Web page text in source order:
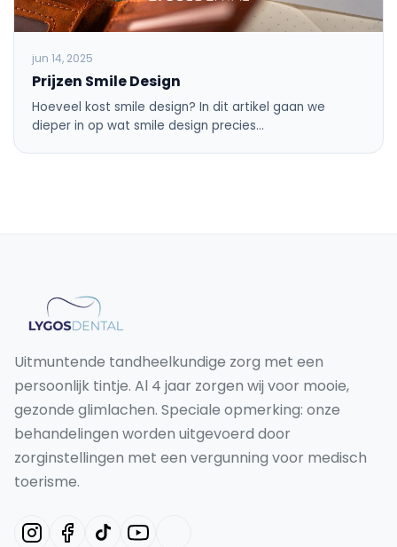
jun 14, 2025
Prijzen Smile Design
Hoeveel kost smile design? In dit artikel gaan we
dieper in op wat smile design precies…
Uitmuntende tandheelkundige zorg met een
persoonlijk tintje. Al 4 jaar zorgen wij voor mooie,
gezonde glimlachen. Speciale opmerking: onze
behandelingen worden uitgevoerd door
zorginstellingen met een vergunning voor medisch
toerisme.